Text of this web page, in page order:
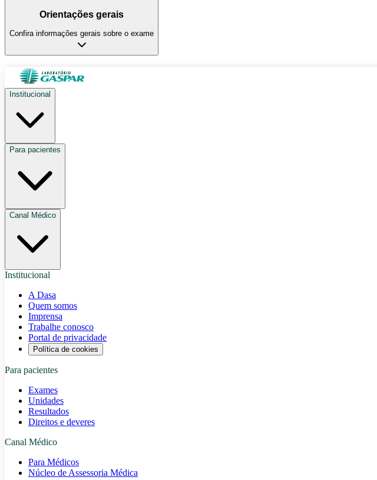
Orientações gerais
Confira informações gerais sobre o exame
Institucional
Para pacientes
Canal Médico
Institucional
A Dasa
Quem somos
Imprensa
Trabalhe conosco
Portal de privacidade
Política de cookies
Para pacientes
Exames
Unidades
Resultados
Direitos e deveres
Canal Médico
Para Médicos
Núcleo de Assessoria Médica